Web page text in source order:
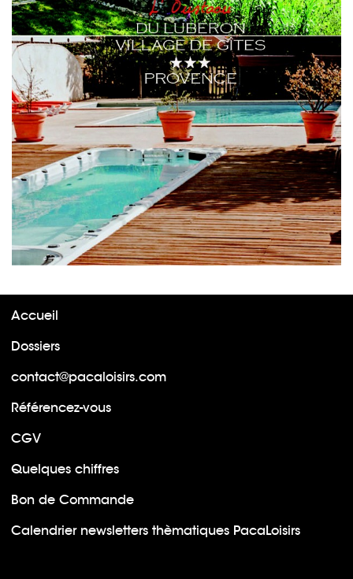
Accueil
Dossiers
contact@pacaloisirs.com
Référencez-vous
CGV
Quelques chiffres
Bon de Commande
Calendrier newsletters thèmatiques PacaLoisirs